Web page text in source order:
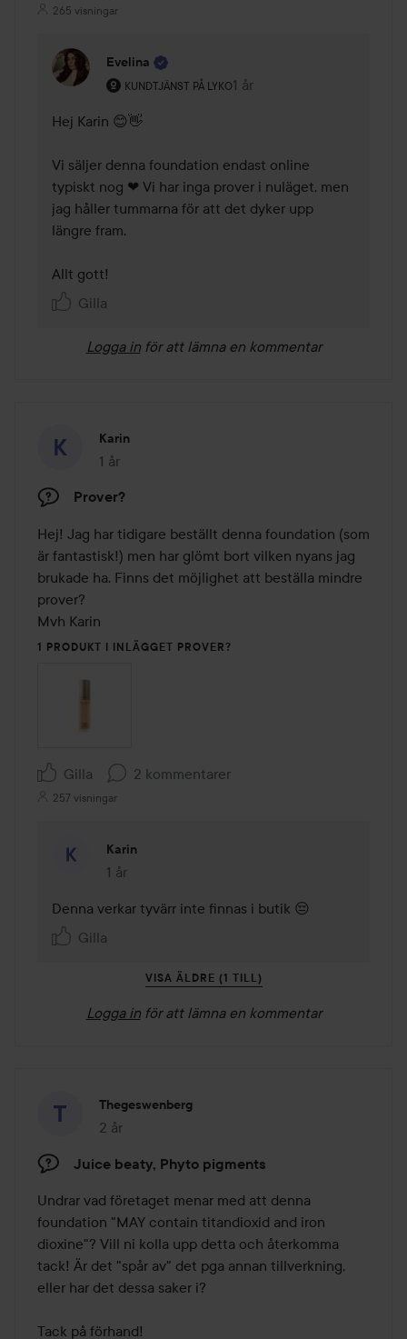
265 visningar
Evelina
KUNDTJÄNST PÅ LYKO
Användarens roll: Kundtjänst på Lyko.
1 år
Kommentaren lades 1 år
Hej Karin 😊👋
Vi säljer denna foundation endast online
typiskt nog ❤ Vi har inga prover i nuläget, men
jag håller tummarna för att det dyker upp
längre fram.
Allt gott!
Gilla
Logga in för att lämna en kommentar
Karin
1 år
Inlägget skapades 1 år
Prover?
Hej! Jag har tidigare beställt denna foundation (som
är fantastisk!) men har glömt bort vilken nyans jag
brukade ha. Finns det möjlighet att beställa mindre
prover?
Mvh Karin
1 PRODUKT I INLÄGGET PROVER?
Gilla 2 kommentarer
257 visningar
Karin
1 år
Kommentaren lades 1 år
Denna verkar tyvärr inte finnas i butik 😔
Gilla
VISA ÄLDRE (1 TILL)
Logga in för att lämna en kommentar
Thegeswenberg
2 år
Inlägget skapades 2 år
Juice beaty, Phyto pigments
Undrar vad företaget menar med att denna
foundation "MAY contain titandioxid and iron
dioxine"? Vill ni kolla upp detta och återkomma
tack! Är det "spår av" det pga annan tillverkning,
eller har det dessa saker i?
Tack på förhand!